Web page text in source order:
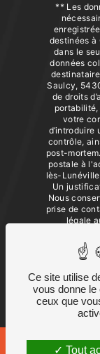
** Les
destinées à
dans le
données
Saulcy,
de droits
portabilité,
votre
d’introduire
contrôle,
post-
postale à
lès-
Un
Nous
prise de
légale
liste
disponible
le site
Ce site utilise
vous donne le
ceux que
Tout